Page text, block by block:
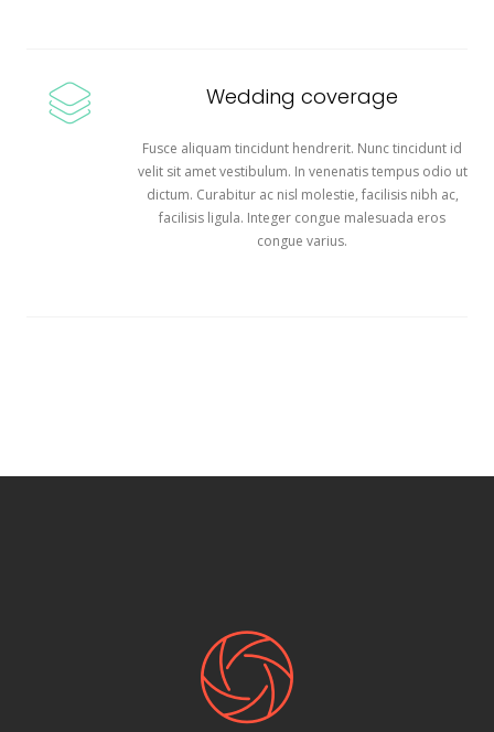
Wedding coverage
Fusce aliquam tincidunt hendrerit. Nunc tincidunt id
velit sit amet vestibulum. In venenatis tempus odio ut
dictum. Curabitur ac nisl molestie, facilisis nibh ac,
facilisis ligula. Integer congue malesuada eros
congue varius.